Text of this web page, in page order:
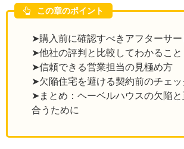
この章のポイント
➤購入前に確認すべきアフターサー
➤他社の評判と比較してわかること
➤信頼できる営業担当の見極め方
➤欠陥住宅を避ける契約前のチェッ
➤まとめ：ヘーベルハウスの欠陥と
合うために